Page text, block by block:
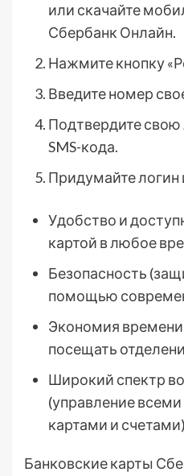
или скачайте
Сбербанк Онлайн.
Нажмите кнопку
Введите номер
Подтвердите
SMS-кода.
Придумайте логин
Удобство и
картой в любое
Безопасность
помощью
Экономия
посещать
Широкий спектр
(управление
картами и
Банковские карты